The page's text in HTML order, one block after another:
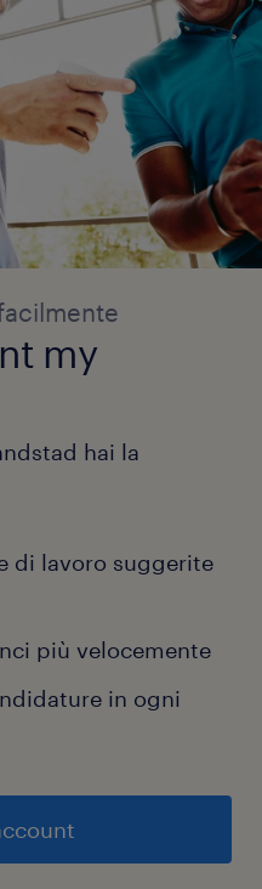
my
hai la
di lavoro suggerite
più velocemente
in ogni